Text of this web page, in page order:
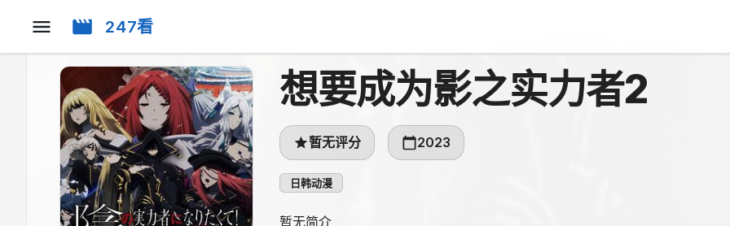
247看
想要成为影之实力者2
暂无评分 2023
日韩动漫
暂无简介